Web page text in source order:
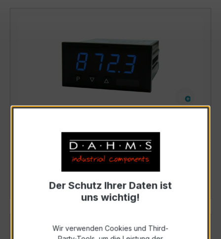
Art. Nr.: M1-6TB4B030C770xx
DetailsDer Schutz Ihrer Daten ist
uns wichtig!
Wir verwenden Cookies und Third-